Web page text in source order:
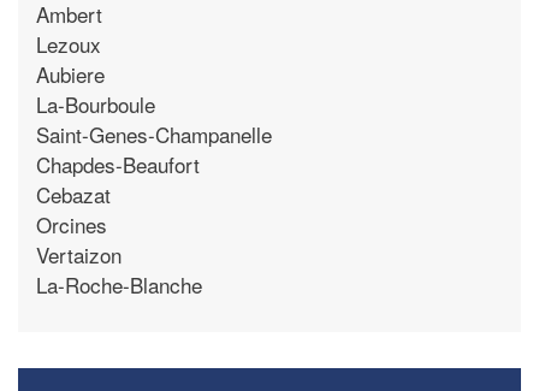
Ambert
Lezoux
Aubiere
La-Bourboule
Saint-Genes-Champanelle
Chapdes-Beaufort
Cebazat
Orcines
Vertaizon
La-Roche-Blanche